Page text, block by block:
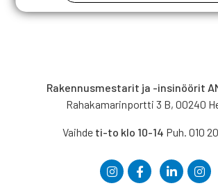
Rakennusmestarit ja -insinöörit
Rahakamarinportti 3 B, 00240
Vaihde ti-to klo 10-14 Puh. 010